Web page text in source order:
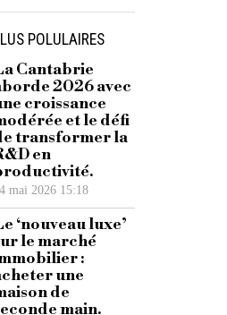
POLULAIRES
Cantabrie
2026 avec
croissance
et le défi
transformer la
en
mai 2026 15:18
‘nouveau luxe’
le marché
:
une
de
main.